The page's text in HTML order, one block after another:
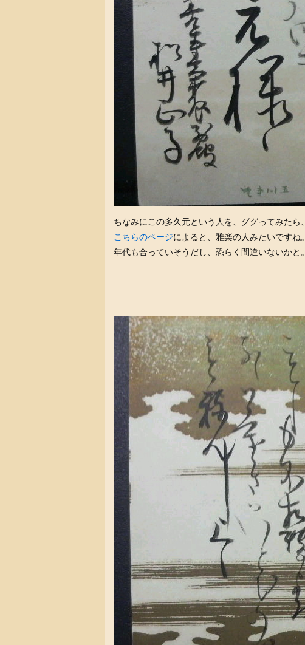
ちなみにこの多久元という人を、ググってみたら、
こちらのページによると、雅楽の人みたいですね。
年代も合っていそうだし、恐らく間違いないかと。